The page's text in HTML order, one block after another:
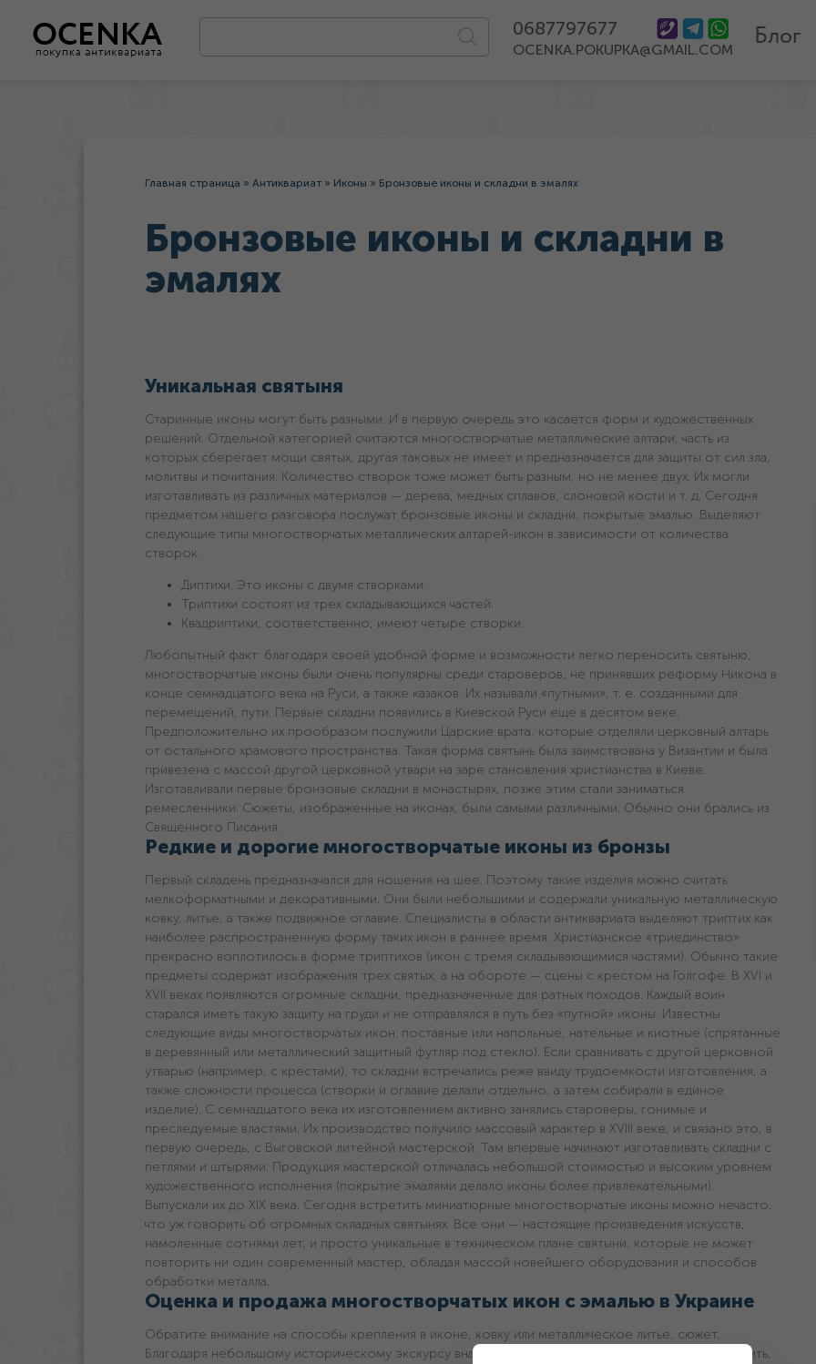
0687797677
OCENKA.POKUPKA@GMAIL.COM Блог
Главная страница » Антиквариат » Иконы » Бронзовые иконы и складни в эмалях
Бронзовые иконы и складни в
эмалях
Уникальная святыня
Старинные иконы могут быть разными. И в первую очередь это касается форм и художественных
решений. Отдельной категорией считаются многостворчатые металлические алтари, часть из
которых сберегает мощи святых, другая таковых не имеет и предназначается для защиты от сил зла,
молитвы и почитания. Количество створок тоже может быть разным, но не менее двух. Их могли
изготавливать из различных материалов — дерева, медных сплавов, слоновой кости и т. д. Сегодня
предметом нашего разговора послужат бронзовые иконы и складни, покрытые эмалью. Выделяют
следующие типы многостворчатых металлических алтарей-икон в зависимости от количества
створок:
Диптихи. Это иконы с двумя створками.
Триптихи состоят из трех складывающихся частей.
Квадриптихи, соответственно, имеют четыре створки.
Любопытный факт: благодаря своей удобной форме и возможности легко переносить святыню,
многостворчатые иконы были очень популярны среди староверов, не принявших реформу Никона в
конце семнадцатого века на Руси, а также казаков. Их называли «путными», т. е. созданными для
перемещений, пути. Первые складни появились в Киевской Руси еще в десятом веке.
Предположительно их прообразом послужили Царские врата, которые отделяли церковный алтарь
от остального храмового пространства. Такая форма святынь была заимствована у Византии и была
привезена с массой другой церковной утвари на заре становления христианства в Киеве.
Изготавливали первые бронзовые складни в монастырях, позже этим стали заниматься
ремесленники. Сюжеты, изображенные на иконах, были самыми различными. Обычно они брались из
Священного Писания.
Редкие и дорогие многостворчатые иконы из бронзы
Первый складень предназначался для ношения на шее. Поэтому такие изделия можно считать
мелкоформатными и декоративными. Они были небольшими и содержали уникальную металлическую
ковку, литье, а также подвижное оглавие. Специалисты в области антиквариата выделяют триптих как
наиболее распространенную форму таких икон в раннее время. Христианское «триединство»
прекрасно воплотилось в форме триптихов (икон с тремя складывающимися частями). Обычно такие
предметы содержат изображения трех святых, а на обороте — сцены с крестом на Голгофе. В XVI и
XVII веках появляются огромные складни, предназначенные для ратных походов. Каждый воин
старался иметь такую защиту на груди и не отправлялся в путь без «путной» иконы. Известны
следующие виды многостворчатых икон: поставные или напольные, нательные и киотные (спрятанные
в деревянный или металлический защитный футляр под стекло). Если сравнивать с другой церковной
утварью (например, с крестами), то складни встречались реже ввиду трудоемкости изготовления, а
также сложности процесса (створки и оглавие делали отдельно, а затем собирали в единое
изделие). С семнадцатого века их изготовлением активно занялись староверы, гонимые и
преследуемые властями. Их производство получило массовый характер в XVIII веке, и связано это, в
первую очередь, с Выговской литейной мастерской. Там впервые начинают изготавливать складни с
петлями и штырями. Продукция мастерской отличалась небольшой стоимостью и высоким уровнем
художественного исполнения (покрытие эмалями делало иконы более привлекательными).
Выпускали их до XIX века. Сегодня встретить миниатюрные многостворчатые иконы можно нечасто,
что уж говорить об огромных складных святынях. Все они — настоящие произведения искусств,
намоленные сотнями лет, и просто уникальные в техническом плане святыни, которые не может
повторить ни один современный мастер, обладая массой новейшего оборудования и способов
обработки металла.
Оценка и продажа многостворчатых икон с эмалью в Украине
Обратите внимание на способы крепления в иконе, ковку или металлическое литье, сюжет.
Благодаря небольшому историческому экскурсу вначале статьи вы сможете примерно определить,